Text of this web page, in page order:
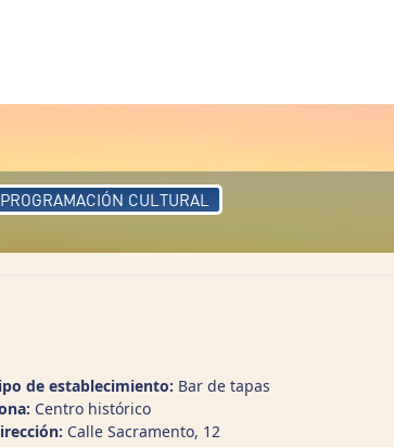
PROGRAMACIÓN CULTURAL
de establecimiento: Bar de tapas
Centro histórico
Calle Sacramento, 12